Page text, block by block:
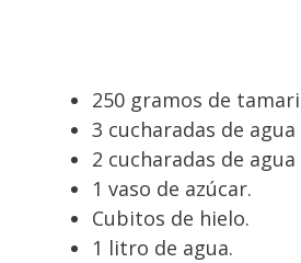
250 gramos de
3 cucharadas de
2 cucharadas de agua
1 vaso de azúcar.
Cubitos de hielo.
1 litro de agua.